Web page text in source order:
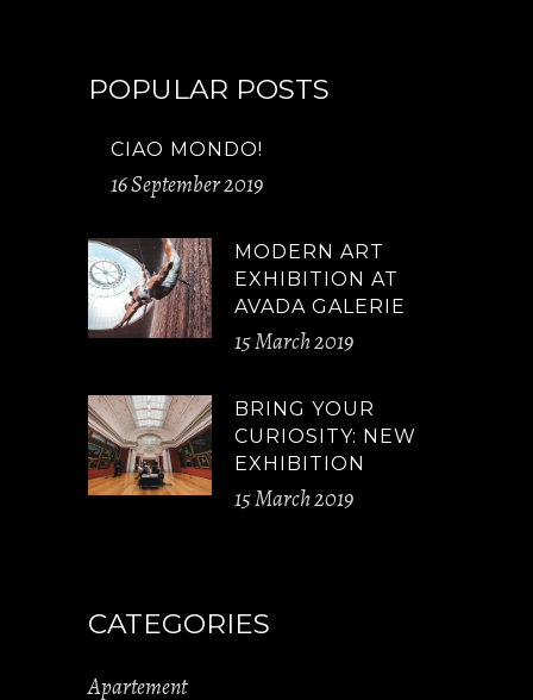
POPULAR POSTS
CIAO MONDO!
16 September 2019
MODERN ART
EXHIBITION AT
AVADA GALERIE
15 March 2019
BRING YOUR
CURIOSITY: NEW
EXHIBITION
15 March 2019
CATEGORIES
Apartement